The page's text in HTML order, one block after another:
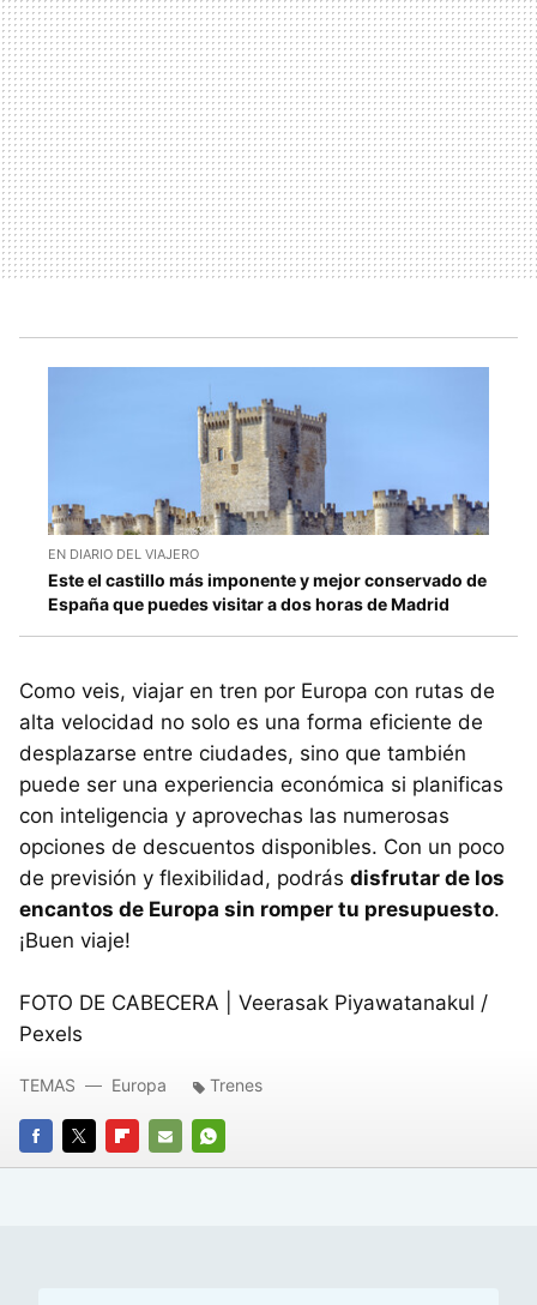
EN DIARIO DEL VIAJERO
Este el castillo más imponente y mejor conservado de
España que puedes visitar a dos horas de Madrid
Como veis, viajar en tren por Europa con rutas de
alta velocidad no solo es una forma eficiente de
desplazarse entre ciudades, sino que también
puede ser una experiencia económica si planificas
con inteligencia y aprovechas las numerosas
opciones de descuentos disponibles. Con un poco
de previsión y flexibilidad, podrás disfrutar de los
encantos de Europa sin romper tu presupuesto.
¡Buen viaje!
FOTO DE CABECERA | Veerasak Piyawatanakul /
Pexels
FACEBOOK
TWITTERFLIPBOARD
E-
WHATSAPP
TEMAS Europa Trenes